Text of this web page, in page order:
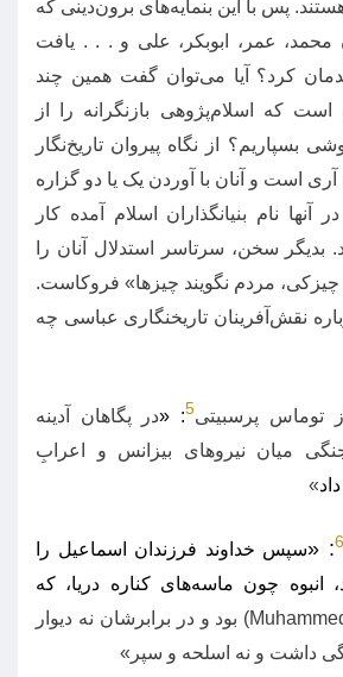
. پس با این بنمایه‌های برون‌دینی که
محمد، عمر، ابوبکر، علی و . . . یافت
کرد؟ آیا می‌توان گفت همین چند
است که اسلام‌پژوهی بازنگرانه را از
بیخ‌وبن بدست فراموشی بسپاریم؟ از نگاه پیروان تاریخ‎‌نگار
است و آنان با آوردن یک یا دو گزاره
آنها نام بنیانگذاران اسلام آمده کار
. بدیگر سخن، سرتاسر استدلال آنان را
چیزکی، مردم نگویند چیزها» فروکاست.
نقش‌آفرینان تاریخنگاری عباسی چه
از توماس پرسبیتی5
: «در پگاهان آدینه
فوریه ۶۳۴ جنگی میان نیروهای بیزانس و اعرابِ
»
6
:
«سپس خداوند فرزندان اسماعیل را
انبوه چون ماسه‌های کناره دریا، که
بود و در برابرشان نه دیوار
داشت و نه اسلحه و سپر »